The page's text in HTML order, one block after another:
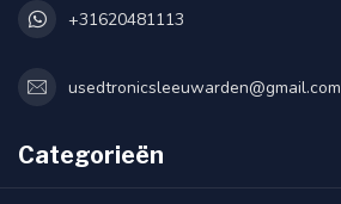
+31620481113
usedtronicsleeuwarden@gmail.com
Categorieën